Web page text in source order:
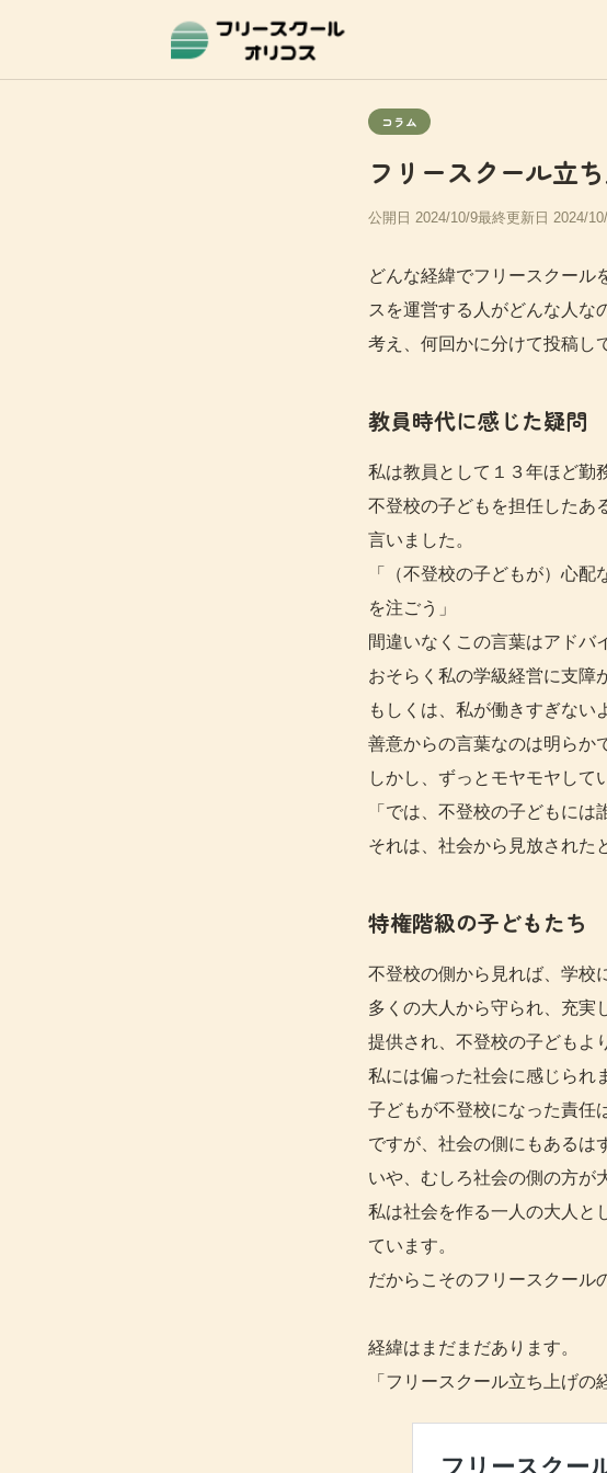
コラム
フリースクール立
公開日 2024/10/9最終更新日 2024/
どんな経緯でフリースクール
スを運営する人がどんな人な
考え、何回かに分けて投稿し
教員時代に感じた疑問
私は教員として１３年ほど勤
不登校の子どもを担任したあ
言いました。
「（不登校の子どもが）心
を注ごう」
間違いなくこの言葉はアドバ
おそらく私の学級経営に支障
もしくは、私が働きすぎない
善意からの言葉なのは明らか
しかし、ずっとモヤモヤして
「では、不登校の子どもには
それは、社会から見放された
特権階級の子どもたち
不登校の側から見れば、学校
多くの大人から守られ、充実
提供され、不登校の子どもよ
私には偏った社会に感じられ
子どもが不登校になった責任
ですが、社会の側にもあるは
いや、むしろ社会の側の方が
私は社会を作る一人の大人と
ています。
だからこそのフリースクール
経緯はまだまだあります。
「フリースクール立ち上げの